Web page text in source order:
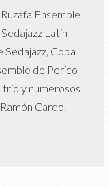
Ensemble
Latin
Copa
de Perico
trio y numerosos
Cardo.